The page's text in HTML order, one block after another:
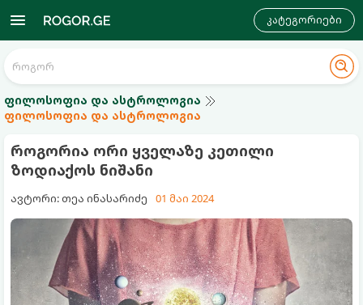
კატეგორიები
ფილოსოფია და ასტროლოგია
ფილოსოფია და ასტროლოგია
როგორია ორი ყველაზე კეთილი
ზოდიაქოს ნიშანი
ავტორი: თეა ინასარიძე 01 მაი 2024